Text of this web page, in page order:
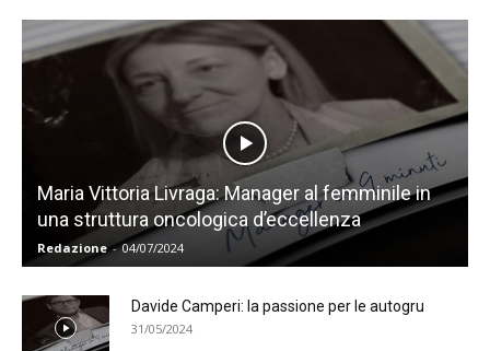
Maria Vittoria Livraga: Manager al femminile in
una struttura oncologica d’eccellenza
Redazione - 04/07/2024
Davide Camperi: la passione per le autogru
31/05/2024